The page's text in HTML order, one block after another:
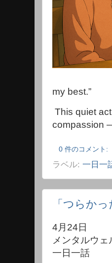
my best.”
This quiet
compassion
0 件のコメント:
ラベル: 一日一
「つらか
4月24日
メンタルウェ
一日一話